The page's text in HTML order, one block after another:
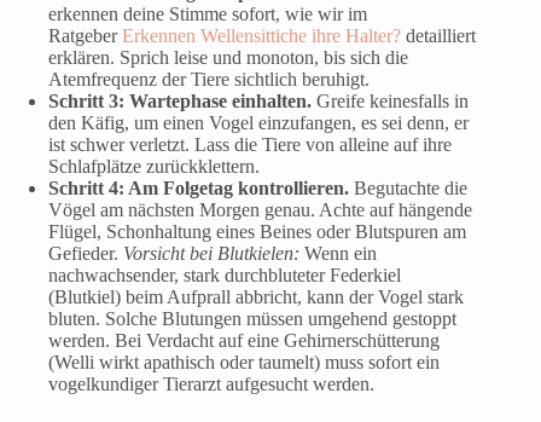
erkennen deine Stimme sofort, wie wir im
RatgeberErkennen Wellensittiche ihre Halter? detailliert
erklären. Sprich leise und monoton, bis sich die
Atemfrequenz der Tiere sichtlich beruhigt.
Schritt 3: Wartephase einhalten. Greife keinesfalls in
den Käfig, um einen Vogel einzufangen, es sei denn, er
ist schwer verletzt. Lass die Tiere von alleine auf ihre
Schlafplätze zurückklettern.
Schritt 4: Am Folgetag kontrollieren. Begutachte die
Vögel am nächsten Morgen genau. Achte auf hängende
Flügel, Schonhaltung eines Beines oder Blutspuren am
Gefieder. Vorsicht bei Blutkielen: Wenn ein
nachwachsender, stark durchbluteter Federkiel
(Blutkiel) beim Aufprall abbricht, kann der Vogel stark
bluten. Solche Blutungen müssen umgehend gestoppt
werden. Bei Verdacht auf eine Gehirnerschütterung
(Welli wirkt apathisch oder taumelt) muss sofort ein
vogelkundiger Tierarzt aufgesucht werden.